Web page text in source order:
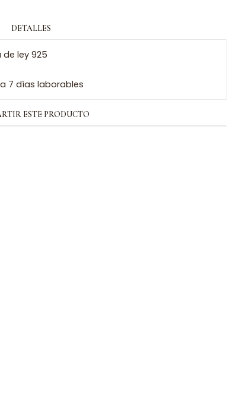
DETALLES
de ley 925
a 7 días laborables
ESTE PRODUCTO